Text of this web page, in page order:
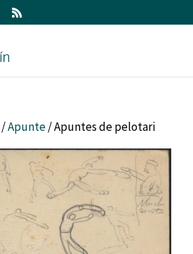
/Apunte/ Apuntes de pelotari